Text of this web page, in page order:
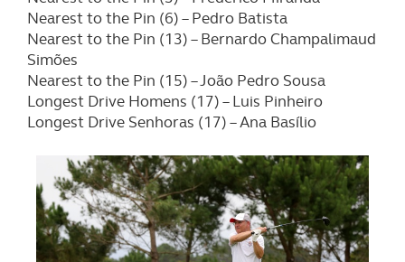
Nearest to the Pin (6) – Pedro Batista
Nearest to the Pin (13) – Bernardo Champalimaud
Simões
Nearest to the Pin (15) – João Pedro Sousa
Longest Drive Homens (17) – Luis Pinheiro
Longest Drive Senhoras (17) – Ana Basílio